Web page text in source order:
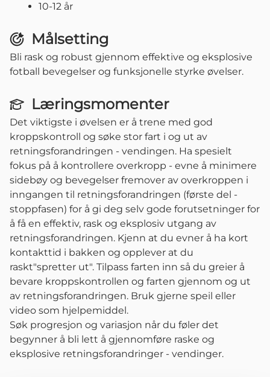
10-12 år
Målsetting
Bli rask og robust gjennom effektive og eksplosive
fotball bevegelser og funksjonelle styrke øvelser.
Læringsmomenter
Det viktigste i øvelsen er å trene med god
kroppskontroll og søke stor fart i og ut av
retningsforandringen - vendingen. Ha spesielt
fokus på å kontrollere overkropp - evne å minimere
sidebøy og bevegelser fremover av overkroppen i
inngangen til retningsforandringen (første del -
stoppfasen) for å gi deg selv gode forutsetninger for
å få en effektiv, rask og eksplosiv utgang av
retningsforandringen. Kjenn at du evner å ha kort
kontakttid i bakken og opplever at du
raskt"spretter ut". Tilpass farten inn så du greier å
bevare kroppskontrollen og farten gjennom og ut
av retningsforandringen. Bruk gjerne speil eller
video som hjelpemiddel.
Søk progresjon og variasjon når du føler det
begynner å bli lett å gjennomføre raske og
eksplosive retningsforandringer - vendinger.